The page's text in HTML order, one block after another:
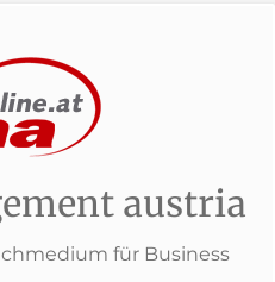
austria
für Business